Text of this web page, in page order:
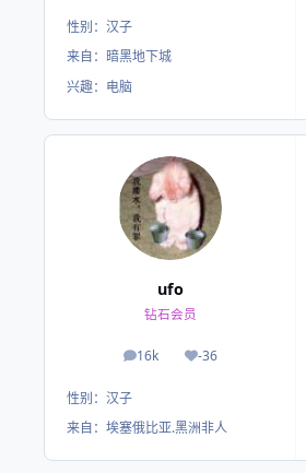
性别： 汉子
来自： 暗黑地下城
兴趣： 电脑
ufo
钻石会员
16k
帖子 -36
荣誉积分
性别： 汉子
来自： 埃塞俄比亚.黑洲非人